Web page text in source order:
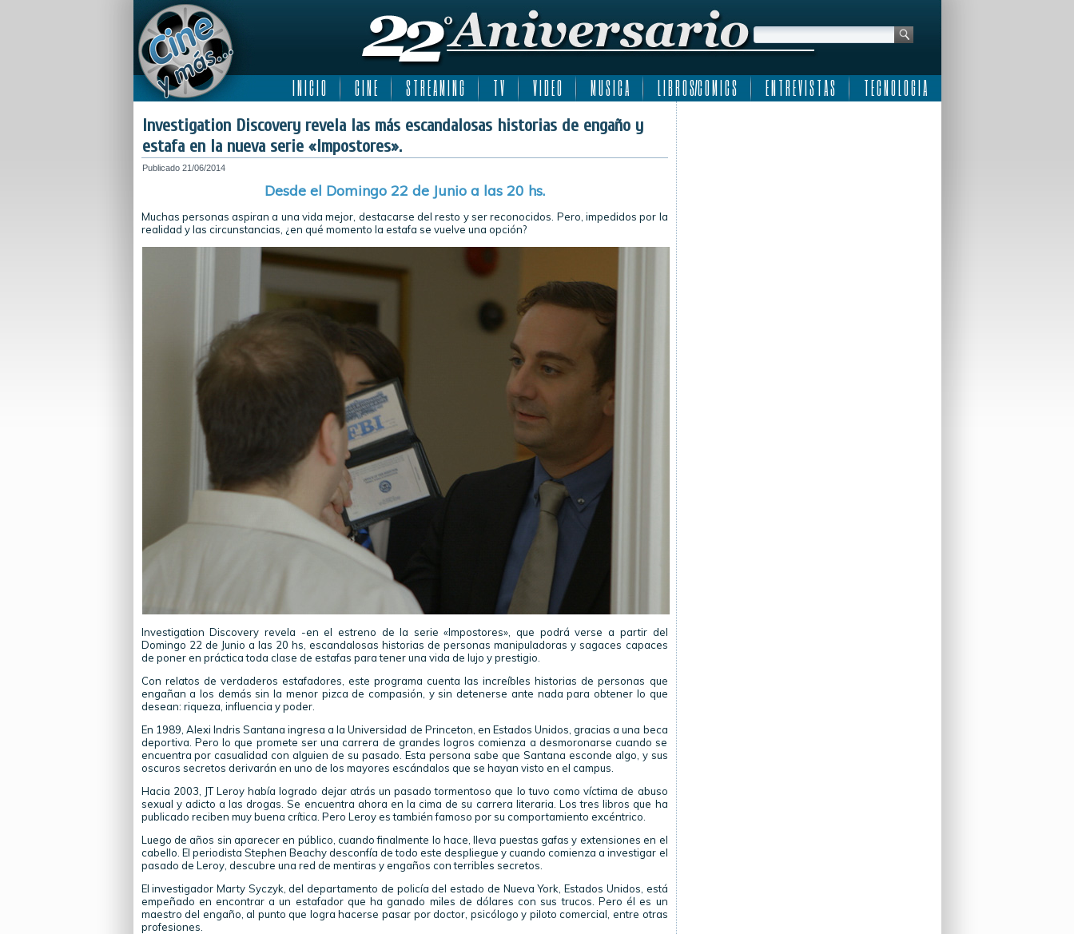
I N I C I O C I N E S T R E A M I N G T V V I D E O M U S I C A L I B R O S/C O M I C S E N T R E V I S T A S T E C N O L O G I A
Investigation Discovery revela las más escandalosas historias de engaño y
estafa en la nueva serie «Impostores».
Publicado 21/06/2014
Desde el Domingo 22 de Junio a las 20 hs.
Muchas personas aspiran a una vida mejor, destacarse del resto y ser reconocidos. Pero, impedidos por la
realidad y las circunstancias, ¿en qué momento la estafa se vuelve una opción?
Investigation Discovery revela -en el estreno de la serie «Impostores», que podrá verse a partir del
Domingo 22 de Junio a las 20 hs, escandalosas historias de personas manipuladoras y sagaces capaces
de poner en práctica toda clase de estafas para tener una vida de lujo y prestigio.
Con relatos de verdaderos estafadores, este programa cuenta las increíbles historias de personas que
engañan a los demás sin la menor pizca de compasión, y sin detenerse ante nada para obtener lo que
desean: riqueza, influencia y poder.
En 1989, Alexi Indris Santana ingresa a la Universidad de Princeton, en Estados Unidos, gracias a una beca
deportiva. Pero lo que promete ser una carrera de grandes logros comienza a desmoronarse cuando se
encuentra por casualidad con alguien de su pasado. Esta persona sabe que Santana esconde algo, y sus
oscuros secretos derivarán en uno de los mayores escándalos que se hayan visto en el campus.
Hacia 2003, JT Leroy había logrado dejar atrás un pasado tormentoso que lo tuvo como víctima de abuso
sexual y adicto a las drogas. Se encuentra ahora en la cima de su carrera literaria. Los tres libros que ha
publicado reciben muy buena crítica. Pero Leroy es también famoso por su comportamiento excéntrico.
Luego de años sin aparecer en público, cuando finalmente lo hace, lleva puestas gafas y extensiones en el
cabello. El periodista Stephen Beachy desconfía de todo este despliegue y cuando comienza a investigar el
pasado de Leroy, descubre una red de mentiras y engaños con terribles secretos.
El investigador Marty Syczyk, del departamento de policía del estado de Nueva York, Estados Unidos, está
empeñado en encontrar a un estafador que ha ganado miles de dólares con sus trucos. Pero él es un
maestro del engaño, al punto que logra hacerse pasar por doctor, psicólogo y piloto comercial, entre otras
profesiones.